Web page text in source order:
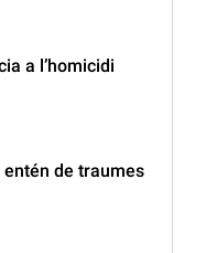
a l’homicidi
de traumes